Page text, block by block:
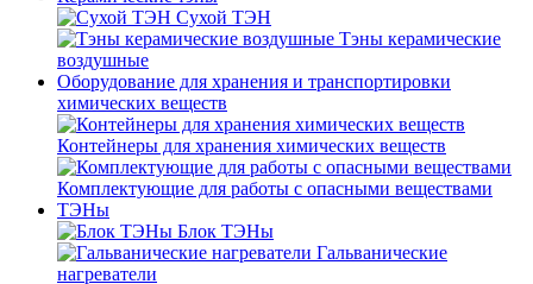
Сухой ТЭН
Тэны керамические
воздушные
Оборудование для хранения и транспортировки
химических веществ
Контейнеры для хранения химических веществ
Комплектующие для работы с опасными веществами
ТЭНы
Блок ТЭНы
Гальванические
нагреватели